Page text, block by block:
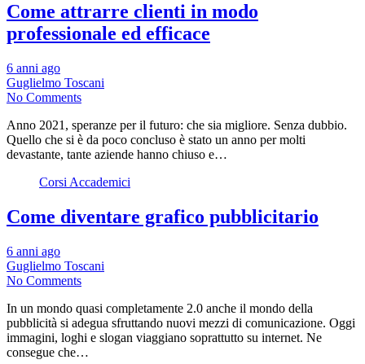
Come attrarre clienti in modo
professionale ed efficace
6 anni ago
Guglielmo Toscani
No Comments
Anno 2021, speranze per il futuro: che sia migliore. Senza dubbio.
Quello che si è da poco concluso è stato un anno per molti
devastante, tante aziende hanno chiuso e…
Corsi Accademici
Come diventare grafico pubblicitario
6 anni ago
Guglielmo Toscani
No Comments
In un mondo quasi completamente 2.0 anche il mondo della
pubblicità si adegua sfruttando nuovi mezzi di comunicazione. Oggi
immagini, loghi e slogan viaggiano soprattutto su internet. Ne
consegue che…